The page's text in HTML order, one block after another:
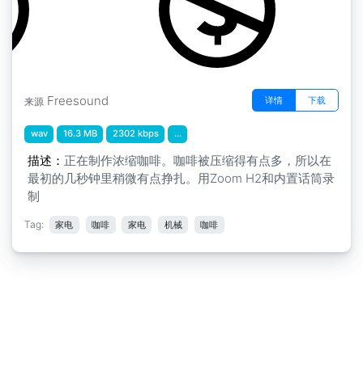
来源 Freesound 详情 下载
wav 16.3 MB 2302 kbps ...
描述： 正在制作浓缩咖啡。咖啡被压缩得有点多，所以在
最初的几秒钟里稍微有点挣扎。用Zoom H2和内置话筒录
制
Tag: 家电 咖啡 家电 机械 咖啡